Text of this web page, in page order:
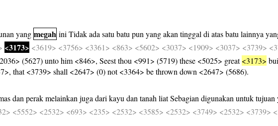
yang megah ini Tidakada satu batu pun yangakan tinggal di atasbatu lainnya
<3173> <3619> <3756> <3361> <863> <5602> <3037> <1909> <3037> <3739>
(5627) unto him <846>, Seest thou <991> (5719) these <5025> great<3173>
that <3739> shall <2647> (0) not <3364> be thrown down <2647> (5686).
dan perakmelainkan juga dari kayu dan tanah liatSebagian digunakan untuktujuan
<5552> <2532> <693> <235> <2532> <3585> <2532> <3749> <2532> <3739>